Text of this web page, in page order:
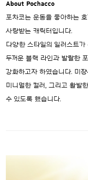
About Pochacco
포차코는 운동을 좋아하는
사랑받는 캐릭터입니다.
다양한 스타일의 일러스트
두꺼운 블랙 라인과 발랄한
강화하고자 하였습니다. 미
미니멀한 컬러, 그리고 활발
수 있도록 했습니다.